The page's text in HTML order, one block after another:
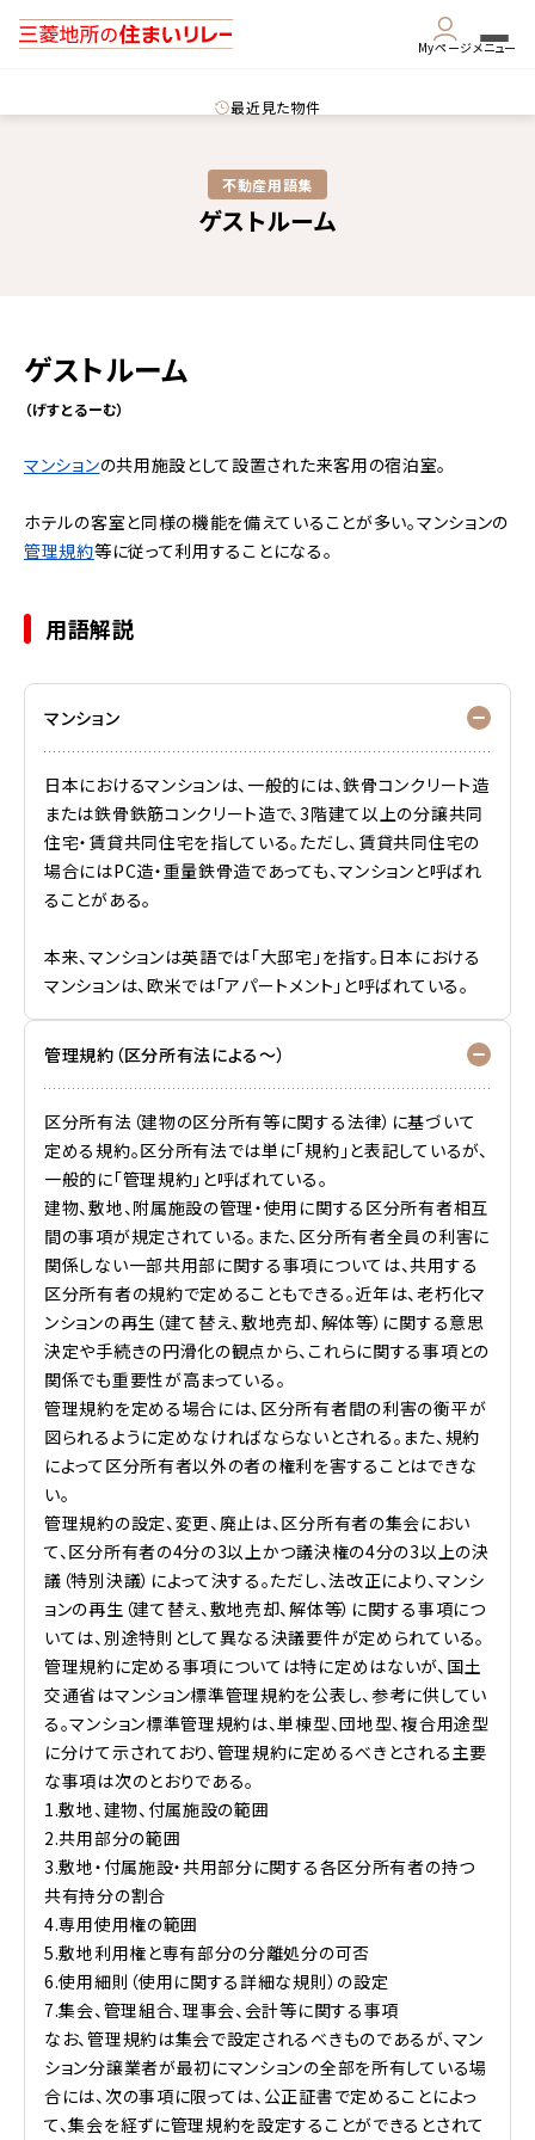
Myページメニュー
最近見た物件
不動産用語集​
ゲストルーム
ゲストルーム
（げすとるーむ）
マンションの共用施設として設置された来客用の宿泊室。
ホテルの客室と同様の機能を備えていることが多い。マンションの
管理規約等に従って利用することになる。
用語解説
マンション
日本におけるマンションは、一般的には、鉄骨コンクリート造
または鉄骨鉄筋コンクリート造で、3階建て以上の分譲共同
住宅・賃貸共同住宅を指している。ただし、賃貸共同住宅の
場合にはPC造・重量鉄骨造であっても、マンションと呼ばれ
ることがある。
本来、マンションは英語では「大邸宅」を指す。日本における
マンションは、欧米では「アパートメント」と呼ばれている。
管理規約（区分所有法による～）
区分所有法（建物の区分所有等に関する法律）に基づいて
定める規約。区分所有法では単に「規約」と表記しているが、
一般的に「管理規約」と呼ばれている。
建物、敷地、附属施設の管理・使用に関する区分所有者相互
間の事項が規定されている。また、区分所有者全員の利害に
関係しない一部共用部に関する事項については、共用する
区分所有者の規約で定めることもできる。近年は、老朽化マ
ンションの再生（建て替え、敷地売却、解体等）に関する意思
決定や手続きの円滑化の観点から、これらに関する事項との
関係でも重要性が高まっている。
管理規約を定める場合には、区分所有者間の利害の衡平が
図られるように定めなければならないとされる。また、規約
によって区分所有者以外の者の権利を害することはできな
い。
管理規約の設定、変更、廃止は、区分所有者の集会におい
て、区分所有者の4分の3以上かつ議決権の4分の3以上の決
議（特別決議）によって決する。ただし、法改正により、マンシ
ョンの再生（建て替え、敷地売却、解体等）に関する事項につ
いては、別途特則として異なる決議要件が定められている。
管理規約に定める事項については特に定めはないが、国土
交通省はマンション標準管理規約を公表し、参考に供してい
る。マンション標準管理規約は、単棟型、団地型、複合用途型
に分けて示されており、管理規約に定めるべきとされる主要
な事項は次のとおりである。
1.敷地、建物、付属施設の範囲
2.共用部分の範囲
3.敷地・付属施設・共用部分に関する各区分所有者の持つ
共有持分の割合
4.専用使用権の範囲
5.敷地利用権と専有部分の分離処分の可否
6.使用細則（使用に関する詳細な規則）の設定
7.集会、管理組合、理事会、会計等に関する事項
なお、管理規約は集会で設定されるべきものであるが、マン
ション分譲業者が最初にマンションの全部を所有している場
合には、次の事項に限っては、公正証書で定めることによっ
て、集会を経ずに管理規約を設定することができるとされて